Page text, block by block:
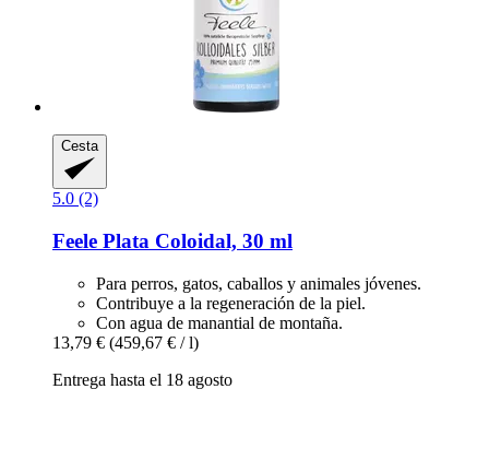
Cesta
5.0 (2)
Feele Plata Coloidal, 30 ml
Para perros, gatos, caballos y animales jóvenes.
Contribuye a la regeneración de la piel.
Con agua de manantial de montaña.
13,79 € (459,67 € / l)
Entrega hasta el 18 agosto